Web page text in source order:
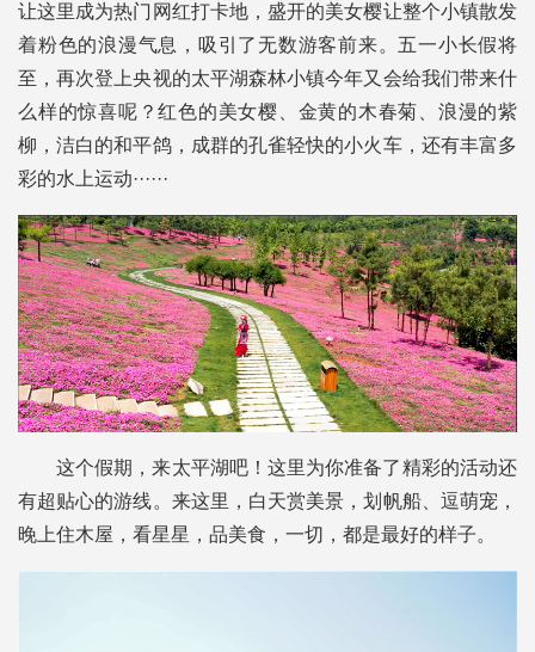
让这里成为热门网红打卡地，盛开的美女樱让整个小镇散发
着粉色的浪漫气息，吸引了无数游客前来。五一小长假将
至，再次登上央视的太平湖森林小镇今年又会给我们带来什
么样的惊喜呢？红色的美女樱、金黄的木春菊、浪漫的紫
柳，洁白的和平鸽，成群的孔雀轻快的小火车，还有丰富多
彩的水上运动······
这个假期，来太平湖吧！这里为你准备了精彩的活动还
有超贴心的游线。来这里，白天赏美景，划帆船、逗萌宠，
晚上住木屋，看星星，品美食，一切，都是最好的样子。